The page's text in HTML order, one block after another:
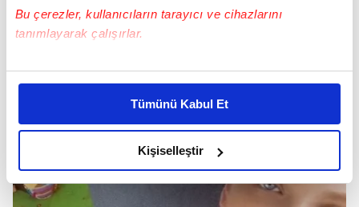
Bu çerezler, kullanıcıların tarayıcı ve cihazlarını
tanımlayarak çalışırlar.
Bu çerezlere izin vermeniz halinde sizlere özel
daha iyi reklam deneyimi yaşatabiliriz. Bunu yaparken
amacımızın size daha iyi bir reklam deneyimi sunmak
olduğunu ve sizlere en iyi içerikleri sunabilmek adına
elimizden gelen çabayı gösterdiğimizi ve bu noktada,
reklamların maliyetlerimizi karşılamak noktasında tek gelir
Tümünü Kabul Et
Kişiselleştir
paylaştı ve kısa sürede gündem oldu.